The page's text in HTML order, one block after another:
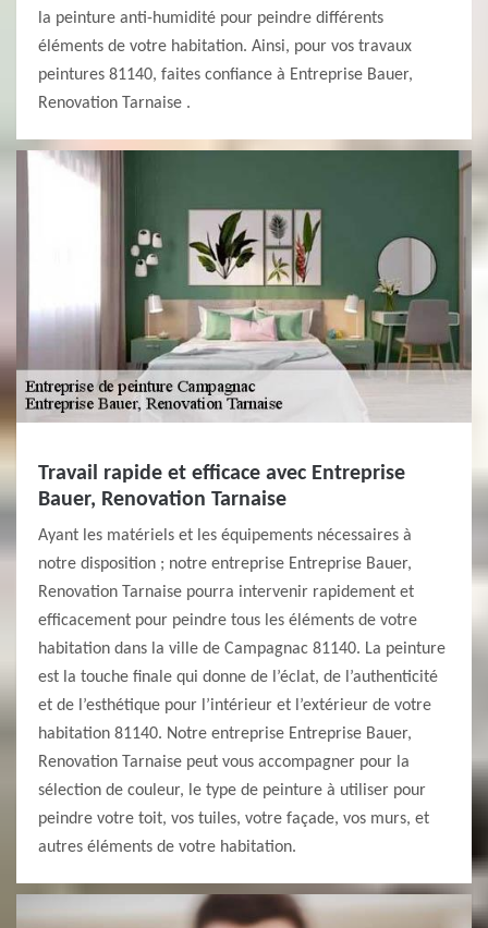
la peinture anti-humidité pour peindre différents
éléments de votre habitation. Ainsi, pour vos travaux
peintures 81140, faites confiance à Entreprise Bauer,
Renovation Tarnaise .
Travail rapide et efficace avec Entreprise
Bauer, Renovation Tarnaise
Ayant les matériels et les équipements nécessaires à
notre disposition ; notre entreprise Entreprise Bauer,
Renovation Tarnaise pourra intervenir rapidement et
efficacement pour peindre tous les éléments de votre
habitation dans la ville de Campagnac 81140. La peinture
est la touche finale qui donne de l’éclat, de l’authenticité
et de l’esthétique pour l’intérieur et l’extérieur de votre
habitation 81140. Notre entreprise Entreprise Bauer,
Renovation Tarnaise peut vous accompagner pour la
sélection de couleur, le type de peinture à utiliser pour
peindre votre toit, vos tuiles, votre façade, vos murs, et
autres éléments de votre habitation.